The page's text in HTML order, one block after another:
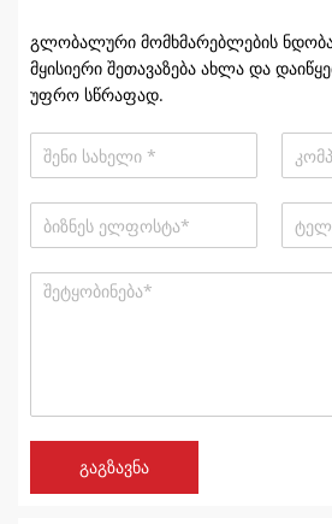
გლობალური მომხმარებლების
მყისიერი შეთავაზება ახლა და
უფრო სწრაფად.
გაგზავნა